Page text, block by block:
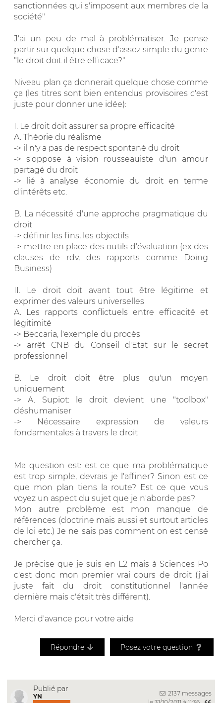
sanctionnées qui s'imposent aux membres de la
société"
J'ai un peu de mal à problématiser. Je pense
partir sur quelque chose d'assez simple du genre
"le droit doit il être efficace?"
Niveau plan ça donnerait quelque chose comme
ça (les titres sont bien entendus provisoires c'est
juste pour donner une idée):
I. Le droit doit assurer sa propre efficacité
A. Théorie du réalisme
-> il n'y a pas de respect spontané du droit
-> s'oppose à vision rousseauiste d'un amour
partagé du droit
-> lié à analyse économie du droit en terme
d'intérêts etc.
B. La nécessité d'une approche pragmatique du
droit
-> définir les fins, les objectifs
-> mettre en place des outils d'évaluation (ex des
clauses de rdv, des rapports comme Doing
Business)
II. Le droit doit avant tout être légitime et
exprimer des valeurs universelles
A. Les rapports conflictuels entre efficacité et
légitimité
-> Beccaria, l'exemple du procès
-> arrêt CNB du Conseil d'Etat sur le secret
professionnel
B. Le droit doit être plus qu'un moyen
uniquement
-> A. Supiot: le droit devient une "toolbox"
déshumaniser
-> Nécessaire expression de valeurs
fondamentales à travers le droit
Ma question est: est ce que ma problématique
est trop simple, devrais je l'affiner? Sinon est ce
que mon plan tiens la route? Est ce que vous
voyez un aspect du sujet que je n'aborde pas?
Mon autre problème est mon manque de
références (doctrine mais aussi et surtout articles
de loi etc.) Je ne sais pas comment on est censé
chercher ça.
Je précise que je suis en L2 mais à Sciences Po
c'est donc mon premier vrai cours de droit (j'ai
juste fait du droit constitutionnel l'année
dernière mais c'était très différent).
Merci d'avance pour votre aide
Répondre Posez votre question
Publié par
YN
2137 messages